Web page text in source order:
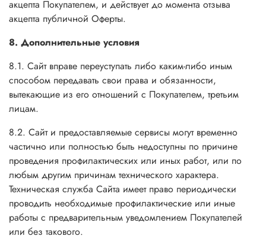
акцепта Покупателем, и действует до момента отзыва
акцепта публичной Оферты.
8. Дополнительные условия
8.1. Сайт вправе переуступать либо каким-либо иным
способом передавать свои права и обязанности,
вытекающие из его отношений с Покупателем, третьим
лицам.
8.2. Сайт и предоставляемые сервисы могут временно
частично или полностью быть недоступны по причине
проведения профилактических или иных работ, или по
любым другим причинам технического характера.
Техническая служба Сайта имеет право периодически
проводить необходимые профилактические или иные
работы с предварительным уведомлением Покупателей
или без такового.